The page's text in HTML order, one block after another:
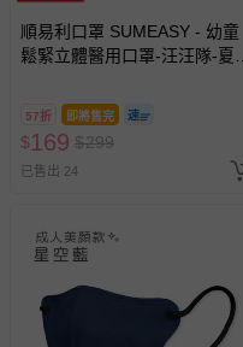
順易利口罩 SUMEASY - 幼童
鬆緊立體醫用口罩-汪汪隊-夏日
5%，3-5歲適用)-30入
57折 即將售完
$169 $299
已售出 24